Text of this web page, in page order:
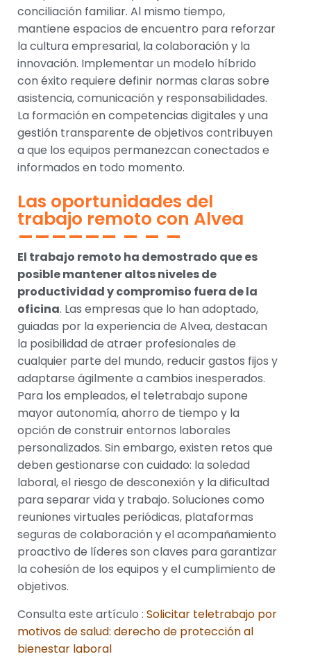
conciliación familiar. Al mismo tiempo,
mantiene espacios de encuentro para reforzar
la cultura empresarial, la colaboración y la
innovación. Implementar un modelo híbrido
con éxito requiere definir normas claras sobre
asistencia, comunicación y responsabilidades.
La formación en competencias digitales y una
gestión transparente de objetivos contribuyen
a que los equipos permanezcan conectados e
informados en todo momento.
Las oportunidades del
trabajo remoto con Alvea
El trabajo remoto ha demostrado que es
posible mantener altos niveles de
productividad y compromiso fuera de la
oficina. Las empresas que lo han adoptado,
guiadas por la experiencia de Alvea, destacan
la posibilidad de atraer profesionales de
cualquier parte del mundo, reducir gastos fijos y
adaptarse ágilmente a cambios inesperados.
Para los empleados, el teletrabajo supone
mayor autonomía, ahorro de tiempo y la
opción de construir entornos laborales
personalizados. Sin embargo, existen retos que
deben gestionarse con cuidado: la soledad
laboral, el riesgo de desconexión y la dificultad
para separar vida y trabajo. Soluciones como
reuniones virtuales periódicas, plataformas
seguras de colaboración y el acompañamiento
proactivo de líderes son claves para garantizar
la cohesión de los equipos y el cumplimiento de
objetivos.
Consulta este artículo : Solicitar teletrabajo por
motivos de salud: derecho de protección al
bienestar laboral